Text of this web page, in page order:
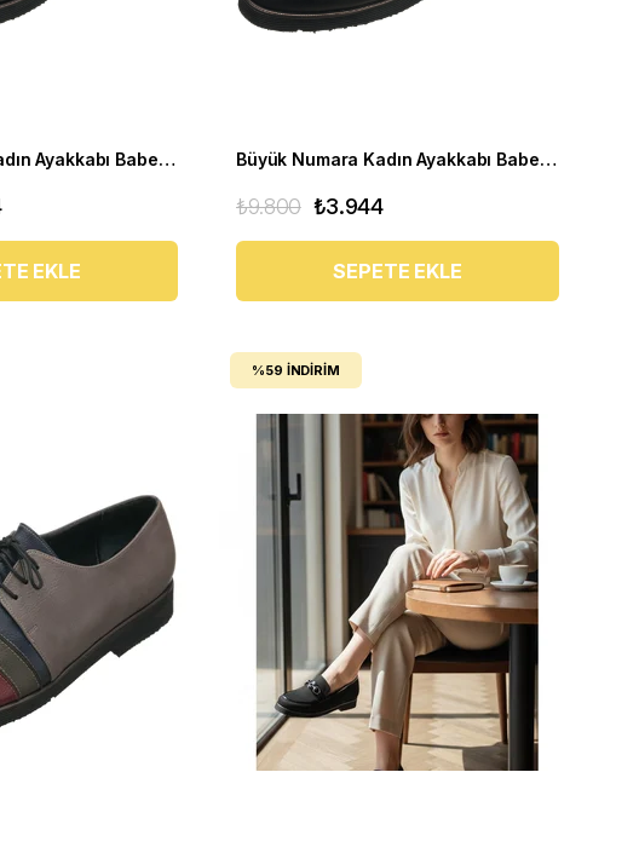
Büyük Numara Kadın Ayakkabı Babet MYG0403 siyah R
EKLE
Büyük Numara Kadın Ayakkabı Babet MYG0403 siyah D
₺3.944
₺9.800
SEPETE EKLE
%59 İNDIRIM